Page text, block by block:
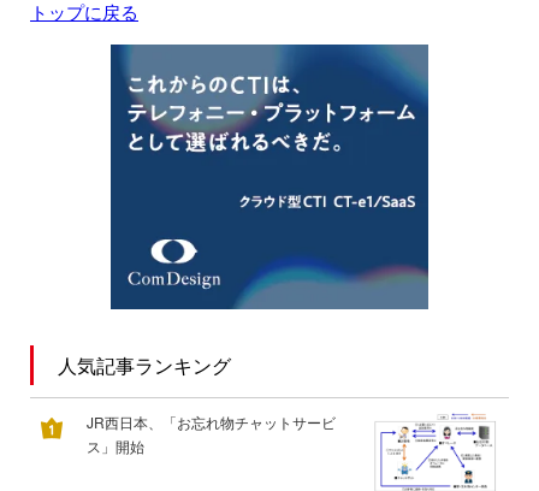
トップに戻る
人気記事ランキング
JR西日本、「お忘れ物チャットサービ
ス」開始